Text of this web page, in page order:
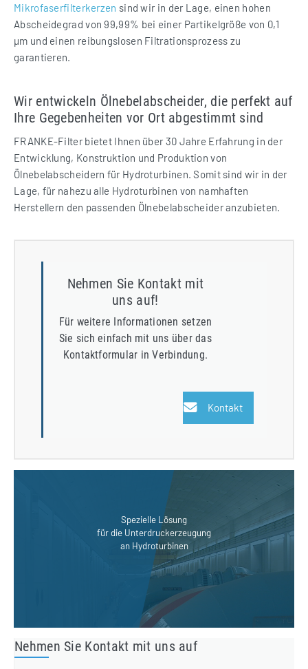
Mikrofaserfilterkerzen sind wir in der Lage, einen hohen
Abscheidegrad von 99,99% bei einer Partikelgröße von 0,1
µm und einen reibungslosen Filtrationsprozess zu
garantieren.
Wir entwickeln Ölnebelabscheider, die perfekt auf
Ihre Gegebenheiten vor Ort abgestimmt sind
FRANKE-Filter bietet Ihnen über 30 Jahre Erfahrung in der
Entwicklung, Konstruktion und Produktion von
Ölnebelabscheidern für Hydroturbinen. Somit sind wir in der
Lage, für nahezu alle Hydroturbinen von namhaften
Herstellern den passenden Ölnebelabscheider anzubieten.
Nehmen Sie Kontakt mit
uns auf!
Für weitere Informationen setzen
Sie sich einfach mit uns über das
Kontaktformular in Verbindung.
Kontakt
Spezielle Lösung
fürdie Unterdruckerzeugung
an Hydroturbinen
Nehmen Sie Kontakt mit uns auf